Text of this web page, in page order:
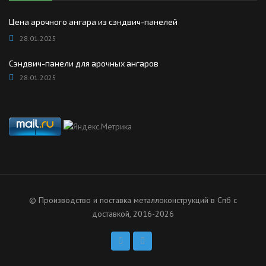
Цена арочного ангара из сэндвич-панелей
28.01.2025
Сэндвич-панели для арочных ангаров
28.01.2025
© Производство и поставка металлоконструкций в Спб с
доставкой, 2016-2026